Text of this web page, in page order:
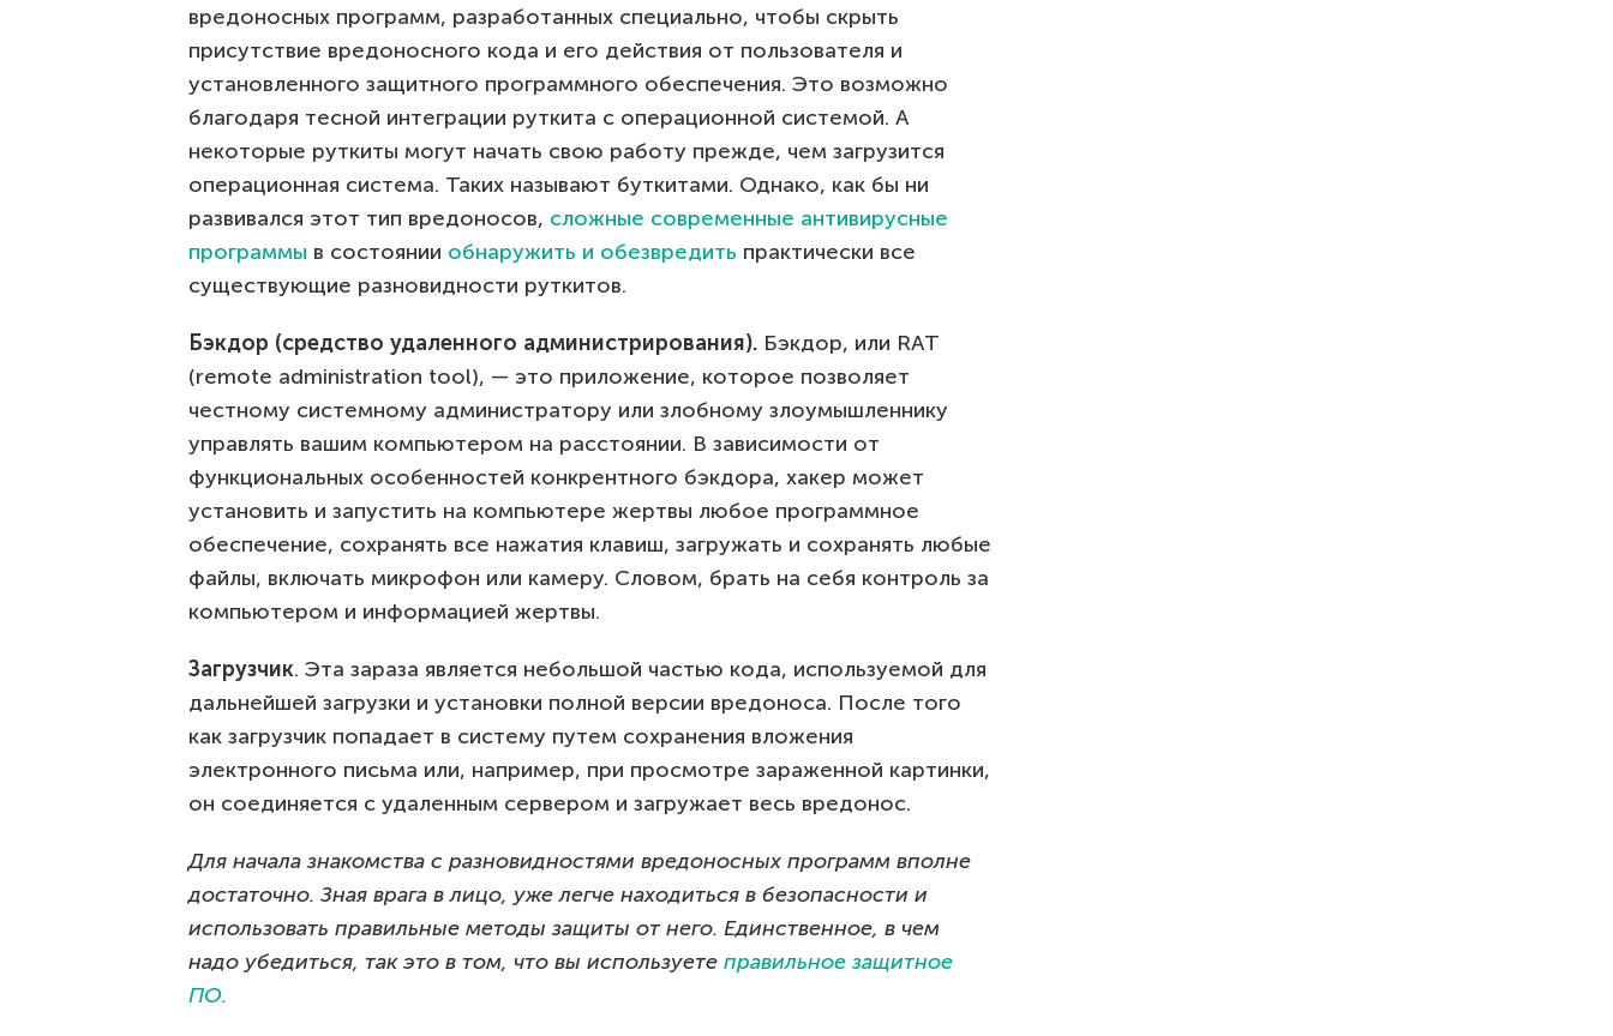
вредоносных программ, разработанных специально, чтобы скрыть
присутствие вредоносного кода и его действия от пользователя и
установленного защитного программного обеспечения. Это возможно
благодаря тесной интеграции руткита с операционной системой. А
некоторые руткиты могут начать свою работу прежде, чем загрузится
операционная система. Таких называют буткитами. Однако, как бы ни
развивался этот тип вредоносов, сложные современные антивирусные
программы в состоянии обнаружить и обезвредить практически все
существующие разновидности руткитов.
Бэкдор (средство удаленного администрирования). Бэкдор, или RAT
(remote administration tool), — это приложение, которое позволяет
честному системному администратору или злобному злоумышленнику
управлять вашим компьютером на расстоянии. В зависимости от
функциональных особенностей конкрентного бэкдора, хакер может
установить и запустить на компьютере жертвы любое программное
обеспечение, сохранять все нажатия клавиш, загружать и сохранять любые
файлы, включать микрофон или камеру. Словом, брать на себя контроль за
компьютером и информацией жертвы.
Загрузчик. Эта зараза является небольшой частью кода, используемой для
дальнейшей загрузки и установки полной версии вредоноса. После того
как загрузчик попадает в систему путем сохранения вложения
электронного письма или, например, при просмотре зараженной картинки,
он соединяется с удаленным сервером и загружает весь вредонос.
Для начала знакомства с разновидностями вредоносных программ вполне
достаточно. Зная врага в лицо, уже легче находиться в безопасности и
использовать правильные методы защиты от него. Единственное, в чем
надо убедиться, так это в том, что вы используете правильное защитное
ПО.